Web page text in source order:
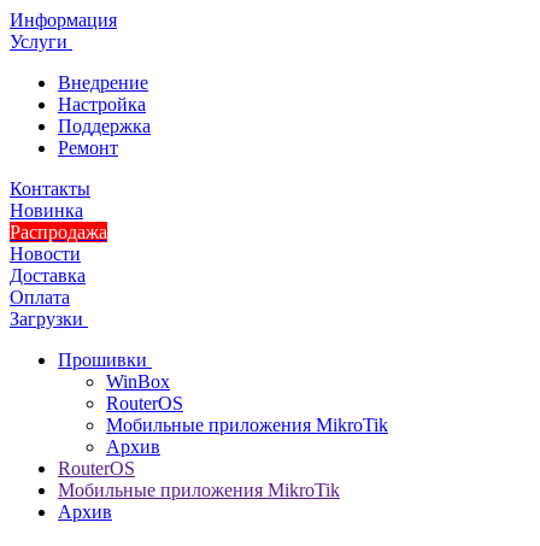
Информация
Услуги
Внедрение
Настройка
Поддержка
Ремонт
Контакты
Новинка
Распродажа
Новости
Доставка
Оплата
Загрузки
Прошивки
WinBox
RouterOS
Мобильные приложения MikroTik
Архив
RouterOS
Мобильные приложения MikroTik
Архив